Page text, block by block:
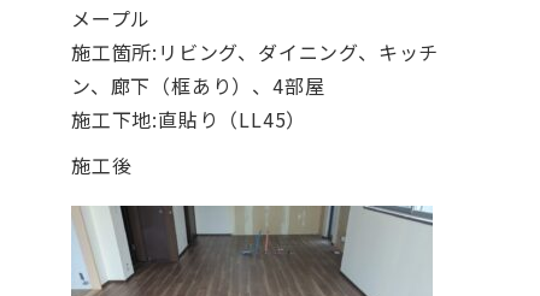
メープル
施工箇所:リビング、ダイニング、キッチ
ン、廊下（框あり）、4部屋
施工下地:直貼り（LL45）
施工後